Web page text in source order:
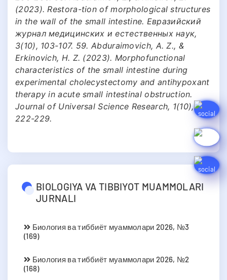
BIOLOGIYA VA TIBBIYOT MUAMMOLARI
JURNALI
Биология ва тиббиёт муаммолари 2026, №3
(169)
Биология ва тиббиёт муаммолари 2026, №2
(168)